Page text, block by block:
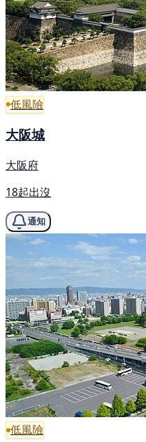
低風險
大阪城
大阪府
18起出沒
通知
低風險